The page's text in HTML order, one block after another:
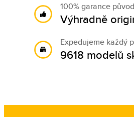
100% garance
Výhradně
Expedujeme každý
9618 modelů